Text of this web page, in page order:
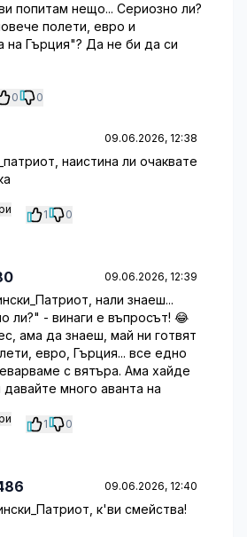
попитам нещо... Сериозно ли?
полети, евро и
на Гърция"? Да не би да си
0 0
09.06.2026, 12:38
наистина ли очаквате
1 0
09.06.2026, 12:39
нали знаеш...
ли?" - винаги е въпросът! 😂
ама да знаеш, май ни готвят
евро, Гърция... все едно
с вятъра. Ама хайде
много аванта на
1 0
09.06.2026, 12:40
к'ви смейства!